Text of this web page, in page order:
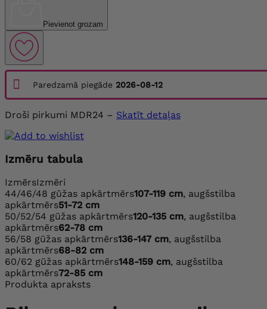
Pievienot grozam
Paredzamā piegāde 2026-08-12
Droši pirkumi MDR24 – Skatīt detaļas
Izmēru tabula
IzmērsIzmēri
44/46/48 gūžas apkārtmērs107-119 cm, augšstilba
apkārtmērs51-72 cm
50/52/54 gūžas apkārtmērs120-135 cm, augšstilba
apkārtmērs62-78 cm
56/58 gūžas apkārtmērs136-147 cm, augšstilba
apkārtmērs68-82 cm
60/62 gūžas apkārtmērs148-159 cm, augšstilba
apkārtmērs72-85 cm
Produkta apraksts